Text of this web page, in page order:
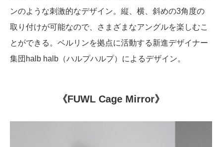
ンのような刺激的なデザイン。縦、横、斜めの3角度の
取り付けが可能なので、さまざまなアングルを楽しむこ
とができる。ベルリンを拠点に活動する新進デザイナー
集団halb halb（ハルプハルプ）によるデザイン。
《FUWL Cage Mirror》